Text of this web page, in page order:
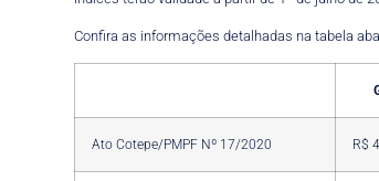
Confira as informações detalhadas na tabela
Ato Cotepe/PMPF Nº 17/2020 R$